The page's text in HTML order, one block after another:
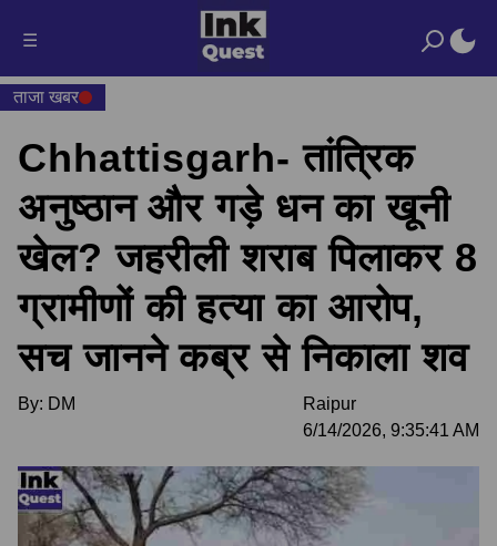
☰
ताजा खबर
Chhattisgarh- तांत्रिक
अनुष्ठान और गड़े धन का खूनी
खेल? जहरीली शराब पिलाकर 8
ग्रामीणों की हत्या का आरोप,
सच जानने कब्र से निकाला शव
By: DM
Raipur
6/14/2026, 9:35:41 AM